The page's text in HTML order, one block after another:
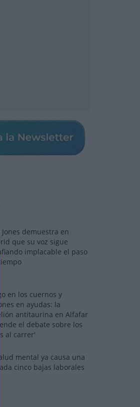
Jones demuestra en
que su voz sigue
implacable el paso
en los cuernos y
en ayudas: la
antitaurina en Alfafar
el debate sobre los
al carrer'
mental ya causa una
cinco bajas laborales